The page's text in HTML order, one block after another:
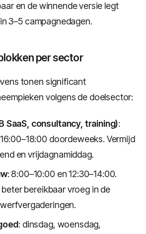
en de winnende versie legt
3–5 campagnedagen.
per sector
tonen significant
volgens de doelsector:
SaaS, consultancy, training):
doordeweeks. Vermijd
en vrijdagnamiddag.
: 8:00–10:00 en 12:30–14:00.
bereikbaar vroeg in de
: dinsdag, woensdag,